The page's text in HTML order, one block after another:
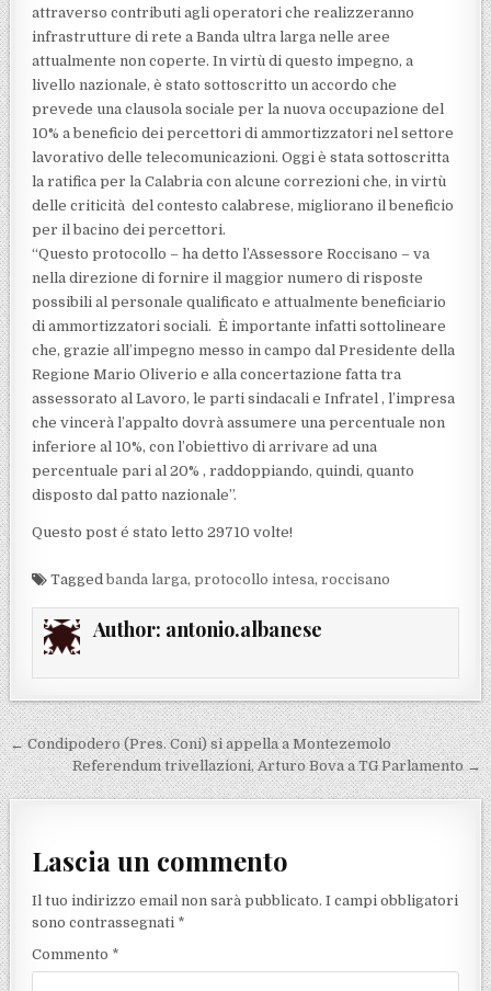
attraverso contributi agli operatori che realizzeranno
infrastrutture di rete a Banda ultra larga nelle aree
attualmente non coperte. In virtù di questo impegno, a
livello nazionale, è stato sottoscritto un accordo che
prevede una clausola sociale per la nuova occupazione del
10% a beneficio dei percettori di ammortizzatori nel settore
lavorativo delle telecomunicazioni. Oggi è stata sottoscritta
la ratifica per la Calabria con alcune correzioni che, in virtù
delle criticità del contesto calabrese, migliorano il beneficio
per il bacino dei percettori.
“Questo protocollo – ha detto l’Assessore Roccisano – va
nella direzione di fornire il maggior numero di risposte
possibili al personale qualificato e attualmente beneficiario
di ammortizzatori sociali. È importante infatti sottolineare
che, grazie all’impegno messo in campo dal Presidente della
Regione Mario Oliverio e alla concertazione fatta tra
assessorato al Lavoro, le parti sindacali e Infratel , l’impresa
che vincerà l’appalto dovrà assumere una percentuale non
inferiore al 10%, con l’obiettivo di arrivare ad una
percentuale pari al 20% , raddoppiando, quindi, quanto
disposto dal patto nazionale”.
Questo post é stato letto 29710 volte!
Taggedbanda larga,protocollo intesa,roccisano
Author: antonio.albanese
Navigazione articoli
← Condipodero (Pres. Coni) si appella a Montezemolo
Referendum trivellazioni, Arturo Bova a TG Parlamento →
Lascia un commento
Il tuo indirizzo email non sarà pubblicato. I campi obbligatori
sono contrassegnati *
Commento *